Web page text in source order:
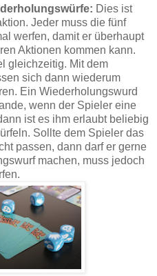
Dies ist
Jeder muss die fünf
werfen, damit er überhaupt
Aktionen kommen kann.
gleichzeitig. Mit dem
sich dann wiederum
Ein Wiederholungswurd
wenn der Spieler eine
ist es ihm erlaubt beliebig
Sollte dem Spieler das
passen, dann darf er gerne
machen, muss jedoch